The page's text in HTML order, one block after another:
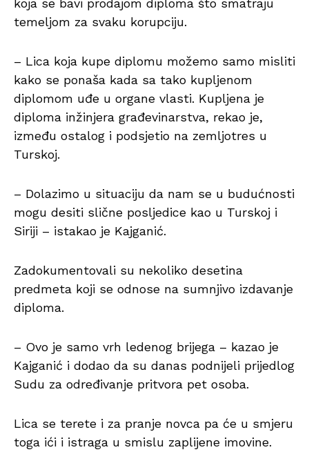
koja se bavi prodajom diploma što smatraju
temeljom za svaku korupciju.
– Lica koja kupe diplomu možemo samo misliti
kako se ponaša kada sa tako kupljenom
diplomom uđe u organe vlasti. Kupljena je
diploma inžinjera građevinarstva, rekao je,
između ostalog i podsjetio na zemljotres u
Turskoj.
– Dolazimo u situaciju da nam se u budućnosti
mogu desiti slične posljedice kao u Turskoj i
Siriji – istakao je Kajganić.
Zadokumentovali su nekoliko desetina
predmeta koji se odnose na sumnjivo izdavanje
diploma.
– Ovo je samo vrh ledenog brijega – kazao je
Kajganić i dodao da su danas podnijeli prijedlog
Sudu za određivanje pritvora pet osoba.
Lica se terete i za pranje novca pa će u smjeru
toga ići i istraga u smislu zaplijene imovine.